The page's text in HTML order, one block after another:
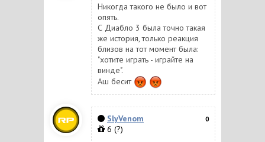
Никогда такого не было и вот
опять.
С Диабло 3 была точно такая
же история, только реакция
близов на тот момент была:
"хотите играть - играйте на
винде".
Аш бесит
SlyVenom
6 (?)
0